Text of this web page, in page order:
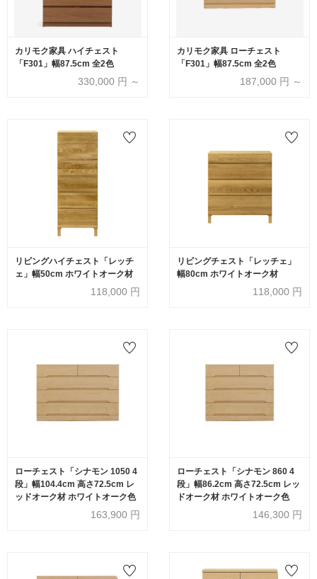
カリモク家具 ハイチェスト
「F301」幅87.5cm 全2色
330,000 円 ～
カリモク家具 ローチェスト
「F301」幅87.5cm 全2色
187,000 円 ～
リビングハイチェスト「レッチ
ェ」幅50cm ホワイトオーク材
118,000 円
リビングチェスト「レッチェ」
幅80cm ホワイトオーク材
118,000 円
ローチェスト「シナモン 1050 4
段」幅104.4cm 高さ72.5cm レ
ッドオーク材 ホワイトオーク色
163,900 円
ローチェスト「シナモン 860 4
段」幅86.2cm 高さ72.5cm レッ
ドオーク材 ホワイトオーク色
146,300 円